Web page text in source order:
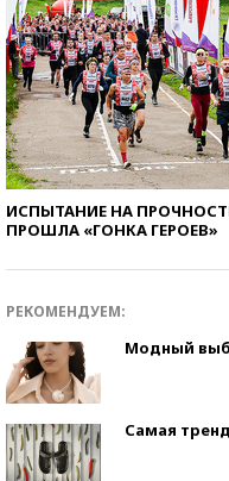
ИСПЫТАНИЕ НА
ПРОШЛА «ГОНКА ГЕРОЕВ»
РЕКОМЕНДУЕМ:
Модный
Самая